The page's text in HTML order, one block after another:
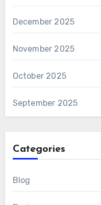
December 2025
November 2025
October 2025
September 2025
Categories
Blog